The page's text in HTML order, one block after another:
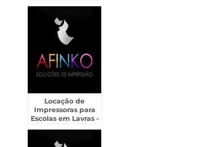
Locação de
Impressoras para
Escolas em Lavras -